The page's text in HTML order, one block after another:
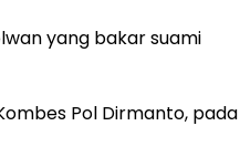
yang bakar suami
Pol Dirmanto, pada